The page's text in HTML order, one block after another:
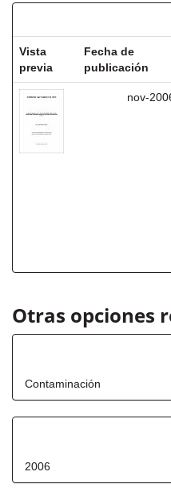
Vista
previa
Fecha de
publicación
nov-
Otras opciones
Contaminación
2006